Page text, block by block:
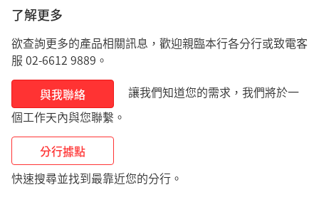
了解更多
欲查詢更多的產品相關訊息，歡迎親臨本行各分行或致電客
服 02-6612 9889。
與我聯絡
讓我們知道您的需求，我們將於一
個工作天內與您聯繫。
分行據點
快速搜尋並找到最靠近您的分行。